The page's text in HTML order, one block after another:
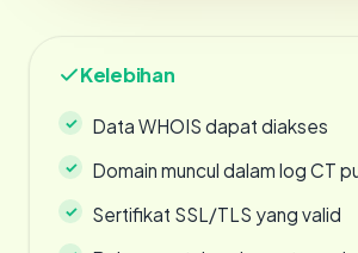
Kelebihan
Data WHOIS dapat diakses
Domain muncul dalam log CT
Sertifikat SSL/TLS yang valid